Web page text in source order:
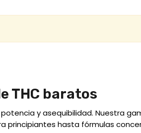
THC baratos
y asequibilidad. Nuestra
principiantes hasta fórmulas